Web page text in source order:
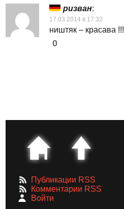
ризван:
17.03.2014 в 17:32
ништяк – красава !!!
0
Публикации RSS
Комментарии RSS
Войти